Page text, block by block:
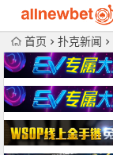
首页 扑克新闻